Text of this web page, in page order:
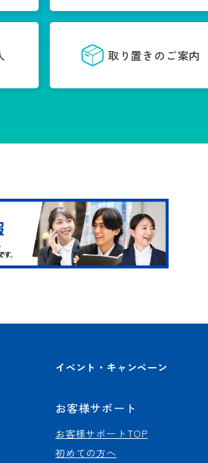
取り置きのご案内
イベント・キャンペーン
お客様サポート
お客様サポートTOP
初めての方へ